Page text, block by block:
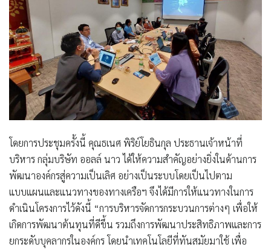
โดยการประชุมครั้งนี้ คุณธเนศ พิริย์โยธินกุล ประธานเจ้าหน้าที่
บริหาร กลุ่มบริษัท ออลล์ นาว ได้ให้ความสำคัญอย่างยิ่งในด้านการ
พัฒนาองค์กรสู่ความเป็นเลิศ อย่างเป็นระบบโดยเป็นไปตาม
แบบแผนและแนวทางของทางเครือฯ จึงได้มีการให้แนวทางในการ
ดำเนินโครงการไว้ดังนี้ “การบริหารจัดการกระบวนการต่างๆ เพื่อให้
เกิดการพัฒนาต้นทุนที่ดีขึ้น รวมถึงการพัฒนาประสิทธิภาพและการ
ยกระดับบุคลากรในองค์กร โดยนำเทคโนโลยีที่ทันสมัยมาใช้ เพื่อ